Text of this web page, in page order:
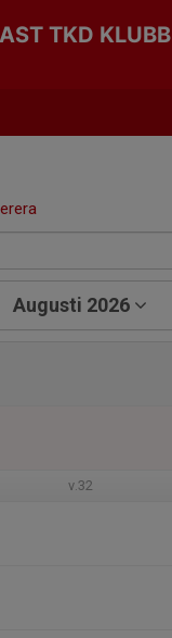
TKD KLUBB
Augusti 2026
v.32